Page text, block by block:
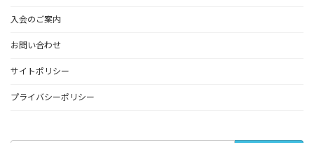
入会のご案内
お問い合わせ
サイトポリシー
プライバシーポリシー